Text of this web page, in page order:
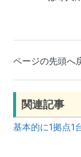
ページの先頭へ
関連記事
基本的に1拠点1